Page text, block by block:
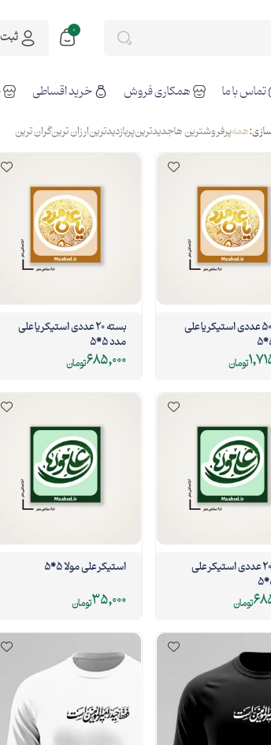
0 ثبت
تماس با ما همکاری فروش خرید اقساطی
همهپرفروشترین هاجدیدترینپربازدیدترینارزان ترینگران ترین
بسته 50 عددی استیکر یا علی
تومان
بسته 20 عددی استیکر یا علی
مدد 5*5
685,000تومان
بسته 20 عددی استیکر علی
تومان
استیکر علی مولا 5*5
35,000تومان